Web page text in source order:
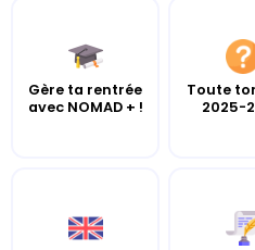
Gère ta rentrée
avec NOMAD + !
Toute
2025-